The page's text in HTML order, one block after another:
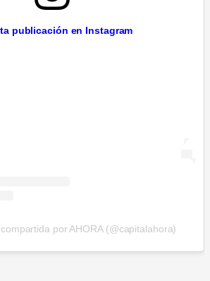
publicación en Instagram
por AHORA (@capitalahora)